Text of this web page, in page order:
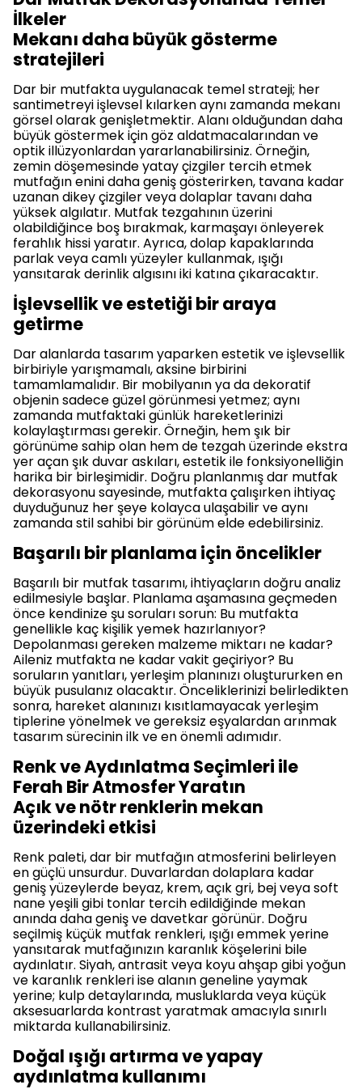
İlkeler
Mekanı daha büyük gösterme
stratejileri
Dar bir mutfakta uygulanacak temel strateji; her
santimetreyi işlevsel kılarken aynı zamanda mekanı
görsel olarak genişletmektir. Alanı olduğundan daha
büyük göstermek için göz aldatmacalarından ve
optik illüzyonlardan yararlanabilirsiniz. Örneğin,
zemin döşemesinde yatay çizgiler tercih etmek
mutfağın enini daha geniş gösterirken, tavana kadar
uzanan dikey çizgiler veya dolaplar tavanı daha
yüksek algılatır. Mutfak tezgahının üzerini
olabildiğince boş bırakmak, karmaşayı önleyerek
ferahlık hissi yaratır. Ayrıca, dolap kapaklarında
parlak veya camlı yüzeyler kullanmak, ışığı
yansıtarak derinlik algısını iki katına çıkaracaktır.
İşlevsellik ve estetiği bir araya
getirme
Dar alanlarda tasarım yaparken estetik ve işlevsellik
birbiriyle yarışmamalı, aksine birbirini
tamamlamalıdır. Bir mobilyanın ya da dekoratif
objenin sadece güzel görünmesi yetmez; aynı
zamanda mutfaktaki günlük hareketlerinizi
kolaylaştırması gerekir. Örneğin, hem şık bir
görünüme sahip olan hem de tezgah üzerinde ekstra
yer açan şık duvar askıları, estetik ile fonksiyonelliğin
harika bir birleşimidir. Doğru planlanmış dar mutfak
dekorasyonu sayesinde, mutfakta çalışırken ihtiyaç
duyduğunuz her şeye kolayca ulaşabilir ve aynı
zamanda stil sahibi bir görünüm elde edebilirsiniz.
Başarılı bir planlama için öncelikler
Başarılı bir mutfak tasarımı, ihtiyaçların doğru analiz
edilmesiyle başlar. Planlama aşamasına geçmeden
önce kendinize şu soruları sorun: Bu mutfakta
genellikle kaç kişilik yemek hazırlanıyor?
Depolanması gereken malzeme miktarı ne kadar?
Aileniz mutfakta ne kadar vakit geçiriyor? Bu
soruların yanıtları, yerleşim planınızı oluştururken en
büyük pusulanız olacaktır. Önceliklerinizi belirledikten
sonra, hareket alanınızı kısıtlamayacak yerleşim
tiplerine yönelmek ve gereksiz eşyalardan arınmak
tasarım sürecinin ilk ve en önemli adımıdır.
Renk ve Aydınlatma Seçimleri ile
Ferah Bir Atmosfer Yaratın
Açık ve nötr renklerin mekan
üzerindeki etkisi
Renk paleti, dar bir mutfağın atmosferini belirleyen
en güçlü unsurdur. Duvarlardan dolaplara kadar
geniş yüzeylerde beyaz, krem, açık gri, bej veya soft
nane yeşili gibi tonlar tercih edildiğinde mekan
anında daha geniş ve davetkar görünür. Doğru
seçilmiş küçük mutfak renkleri, ışığı emmek yerine
yansıtarak mutfağınızın karanlık köşelerini bile
aydınlatır. Siyah, antrasit veya koyu ahşap gibi yoğun
ve karanlık renkleri ise alanın geneline yaymak
yerine; kulp detaylarında, musluklarda veya küçük
aksesuarlarda kontrast yaratmak amacıyla sınırlı
miktarda kullanabilirsiniz.
Doğal ışığı artırma ve yapay
aydınlatma kullanımı